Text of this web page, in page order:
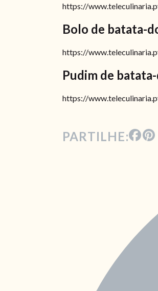
https://
Bolo de batata-
https://
Pudim de
https://
PARTILHE: